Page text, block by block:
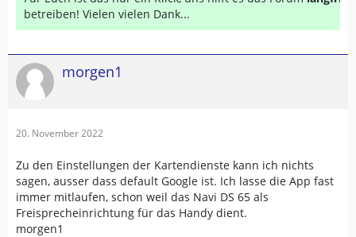
betreiben! Vielen vielen Dank...
morgen1
20. November 2022
Zu den Einstellungen der Kartendienste kann ich nichts
sagen, ausser dass default Google ist. Ich lasse die App fast
immer mitlaufen, schon weil das Navi DS 65 als
Freisprecheinrichtung für das Handy dient.
morgen1